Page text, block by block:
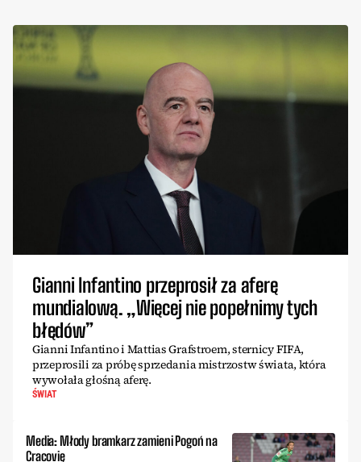
Gianni Infantino przeprosił za aferę
mundialową. „Więcej nie popełnimy tych
błędów”
Gianni Infantino i Mattias Grafstroem, sternicy FIFA,
przeprosili za próbę sprzedania mistrzostw świata, która
wywołała głośną aferę.
ŚWIAT
Media: Młody bramkarz zamieni Pogoń na
Cracovię